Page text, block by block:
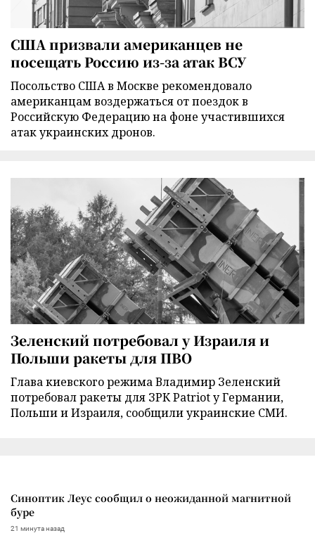
США призвали американцев не
посещать Россию из-за атак ВСУ
Посольство США в Москве рекомендовало
американцам воздержаться от поездок в
Российскую Федерацию на фоне участившихся
атак украинских дронов.
Зеленский потребовал у Израиля и
Польши ракеты для ПВО
Глава киевского режима Владимир Зеленский
потребовал ракеты для ЗРК Patriot у Германии,
Польши и Израиля, сообщили украинские СМИ.
Синоптик Леус сообщил о неожиданной магнитной
буре
21 минута назад